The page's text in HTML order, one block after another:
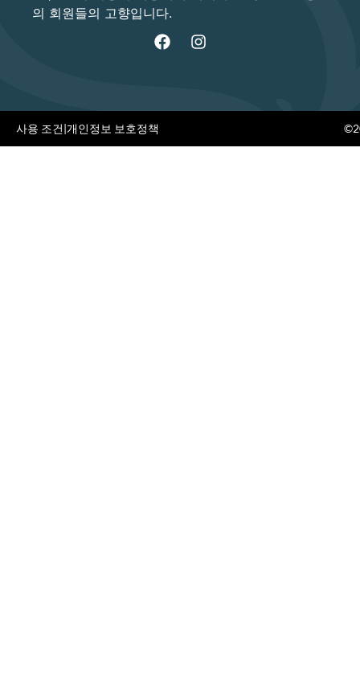
의 회원들의 고향입니다.
사용 조건|개인정보 보호정책